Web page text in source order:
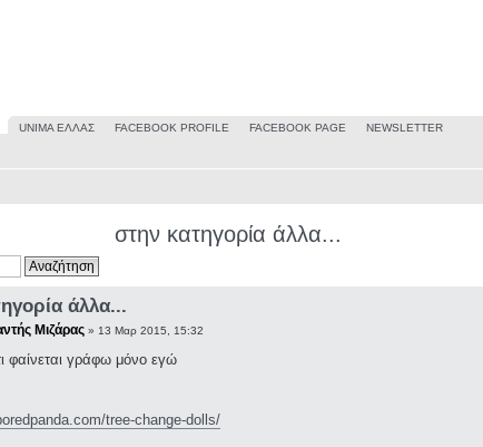
UΝΙΜΑ ΕΛΛΑΣ FACEBOOK PROFILE FACEBOOK PAGE NEWSLETTER
στην κατηγορία άλλα...
άλλα...
Μιζάρας» 13 Μαρ 2015, 15:32
φαίνεται γράφω μόνο εγώ
tree-change-dolls/